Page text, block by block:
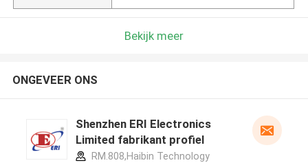
Bekijk meer
ONGEVEER ONS
Shenzhen ERI Electronics
Limited fabrikant profiel
RM.808,Haibin Technology